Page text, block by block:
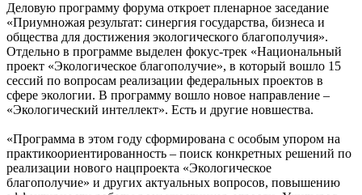
Деловую программу форума откроет пленарное заседание
«Приумножая результат: синергия государства, бизнеса и
общества для достижения экологического благополучия».
Отдельно в программе выделен фокус-трек «Национальный
проект «Экологическое благополучие», в который вошло 15
сессий по вопросам реализации федеральных проектов в
сфере экологии. В программу вошло новое направление –
«Экологический интеллект». Есть и другие новшества.
«Программа в этом году сформирована с особым упором на
практикоориентированность – поиск конкретных решений по
реализации нового нацпроекта «Экологическое
благополучие» и других актуальных вопросов, повышению